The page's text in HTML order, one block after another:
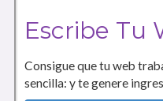
Escribe Tu
Consigue que tu web
sencilla: y te genere